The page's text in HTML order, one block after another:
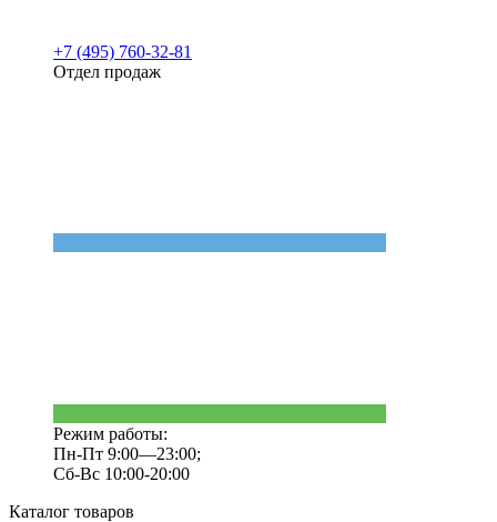
+7 (495) 760-32-81
Отдел продаж
Режим работы:
Пн-Пт 9:00—23:00;
Сб-Вс 10:00-20:00
Каталог товаров